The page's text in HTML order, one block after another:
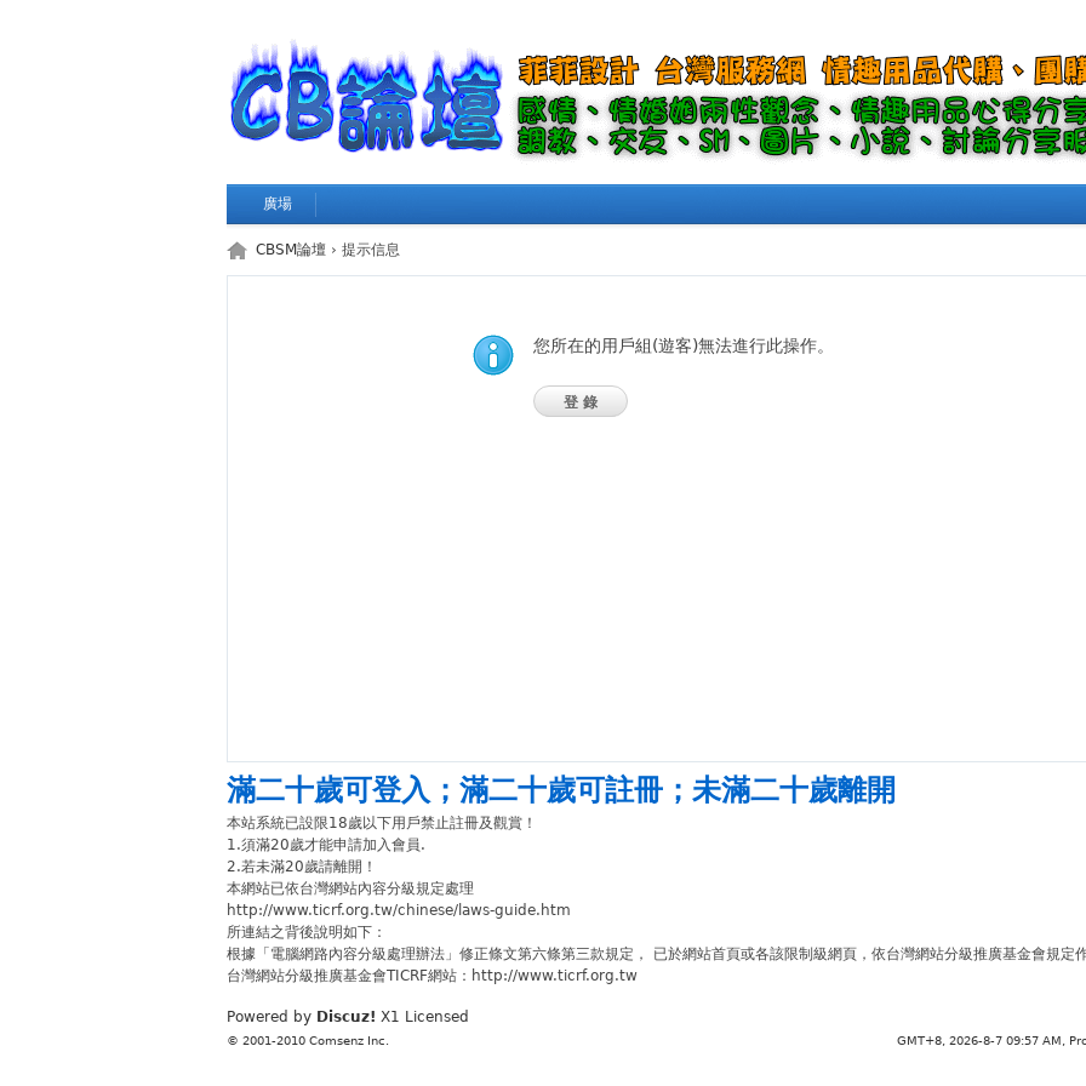
廣場
CBSM論壇 › 提示信息
您所在的用戶組(遊客)無法進行此操作。
登錄
滿二十歲可登入 ； 滿二十歲可註冊 ； 未滿二十歲離開
本站系統已設限18歲以下用戶禁止註冊及觀賞！
1.須滿20歲才能申請加入會員.
2.若未滿20歲請離開！
本網站已依台灣網站內容分級規定處理
http://www.ticrf.org.tw/chinese/laws-guide.htm
所連結之背後說明如下：
根據「電腦網路內容分級處理辦法」修正條文第六條第三款規定， 已於網站首頁或各該限制級網頁，依台灣網站分級推廣基金會規定
台灣網站分級推廣基金會TICRF網站：http://www.ticrf.org.tw
GMT+8, 2026-8-7 09:57 AM,
Powered by Discuz! X1 Licensed
© 2001-2010 Comsenz Inc.